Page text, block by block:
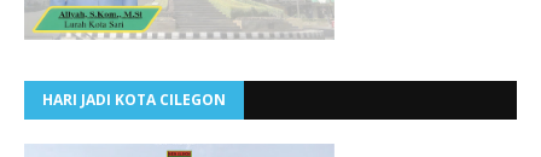
HARI JADI KOTA CILEGON